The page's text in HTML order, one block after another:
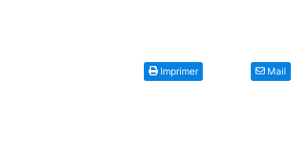
Imprimer Mail